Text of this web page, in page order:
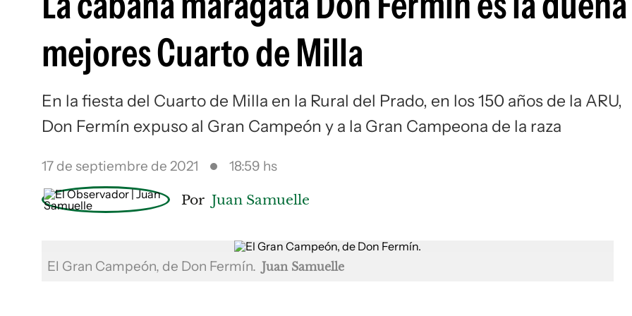
mejores Cuarto de Milla
En la fiesta del Cuarto de Milla en la Rural del Prado, en los 150 años de la ARU,
Don Fermín expuso al Gran Campeón y a la Gran Campeona de la raza
17 de septiembre de 2021 18:59 hs
Por Juan Samuelle
El Gran Campeón, de Don Fermín. Juan Samuelle